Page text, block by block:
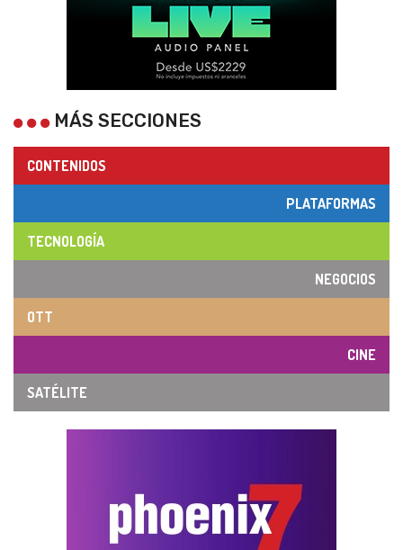
MÁS SECCIONES
CONTENIDOS
PLATAFORMAS
TECNOLOGÍA
NEGOCIOS
OTT
CINE
SATÉLITE